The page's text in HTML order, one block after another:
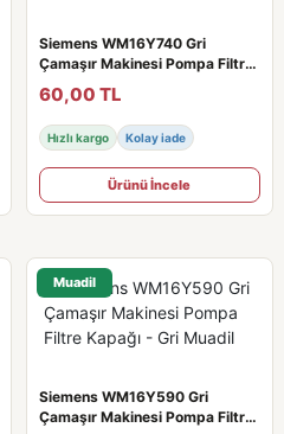
Siemens WM16Y740 Gri
Çamaşır Makinesi Pompa Filtre
60,00 TL
Hızlı kargo Kolay iade
Ürünü İncele
Muadil
Siemens WM16Y590 Gri
Çamaşır Makinesi Pompa Filtre